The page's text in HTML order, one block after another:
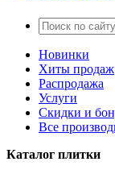
Новинки
Хиты продаж
Распродажа
Услуги
Скидки и
Все
Каталог плитки